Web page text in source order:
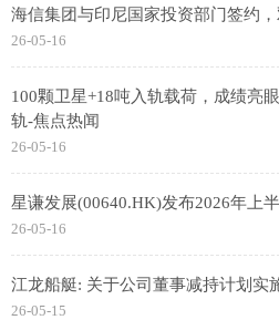
海信集团与印尼国家投资部门签约
26-05-16
100颗卫星+18吨入轨载荷，成绩亮
轨-焦点热闻
26-05-16
星谦发展(00640.HK)发布2026年上
26-05-16
江龙船艇: 关于公司董事减持计划实
26-05-15